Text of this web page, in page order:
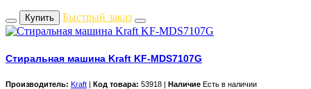
Купить Быстрый заказ
Стиральная машина Kraft KF-MDS7107G
Производитель: Kraft | Код товара: 53918 | Наличие Есть в наличии